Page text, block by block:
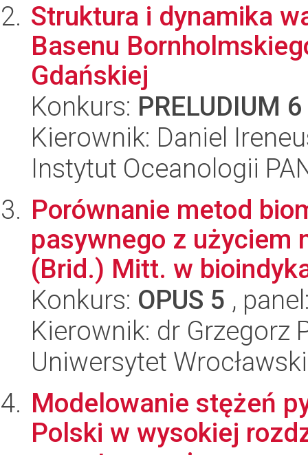
Struktura i dynamika
Basenu
Gdańskiej
Konkurs: PRELUDIUM 6
Kierownik: Daniel
Instytut Oceanologii
Porównanie metod
pasywnego z użyciem
(Brid.) Mitt. w
Konkurs: OPUS 5 ,
Kierownik: dr Grzegorz
Uniwersytet
Modelowanie stężeń
Polski w wysokiej